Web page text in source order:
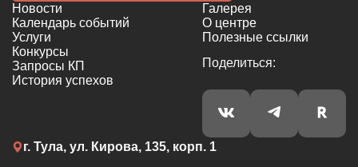
Новости
Календарь событий
Услуги
Конкурсы
Запросы КП
История успехов
Галерея
О центре
Полезные ссылки
Поделиться:
г. Тула, ул. Кирова, 135, корп. 1